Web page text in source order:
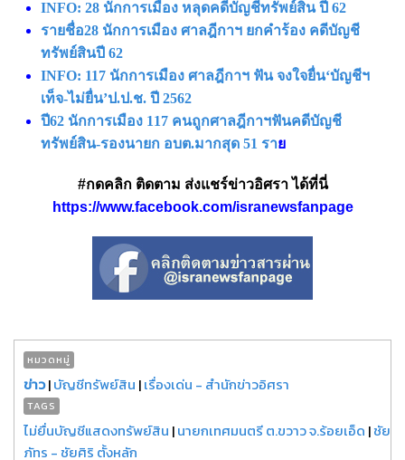
INFO: 28 นักการเมือง หลุดคดีบัญชีทรัพย์สิน ปี 62
รายชื่อ28 นักการเมือง ศาลฎีกาฯ ยกคำร้อง คดีบัญชี
ทรัพย์สินปี 62
INFO: 117 นักการเมือง ศาลฎีกาฯ ฟัน จงใจยื่น‘บัญชีฯ
เท็จ-ไม่ยื่น’ป.ป.ช. ปี 2562
ปี62 นักการเมือง 117 คนถูกศาลฎีกาฯฟันคดีบัญชี
ทรัพย์สิน-รองนายก อบต.มากสุด 51 ราย
#กดคลิก ติดตาม ส่งแชร์ข่าวอิศรา ได้ที่นี่
https://www.facebook.com/isranewsfanpage
หมวดหมู่
ข่าว|บัญชีทรัพย์สิน |เรื่องเด่น - สำนักข่าวอิศรา
TAGS
ไม่ยื่นบัญชีแสดงทรัพย์สิน |นายกเทศมนตรี ต.ขวาว จ.ร้อยเอ็ด |ชัย
ภัทร - ชัยศิริ ตั้งหลัก